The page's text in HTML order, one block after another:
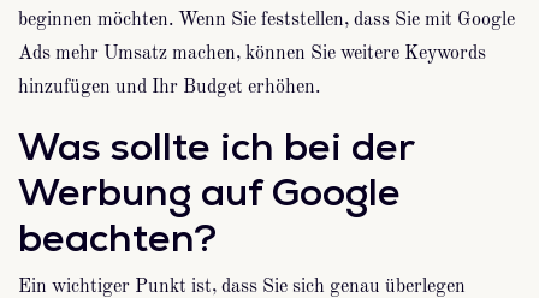
beginnen möchten. Wenn Sie feststellen, dass Sie mit Google
Ads mehr Umsatz machen, können Sie weitere Keywords
hinzufügen und Ihr Budget erhöhen.
Was sollte ich bei der
Werbung auf Google
beachten?
Ein wichtiger Punkt ist, dass Sie sich genau überlegen